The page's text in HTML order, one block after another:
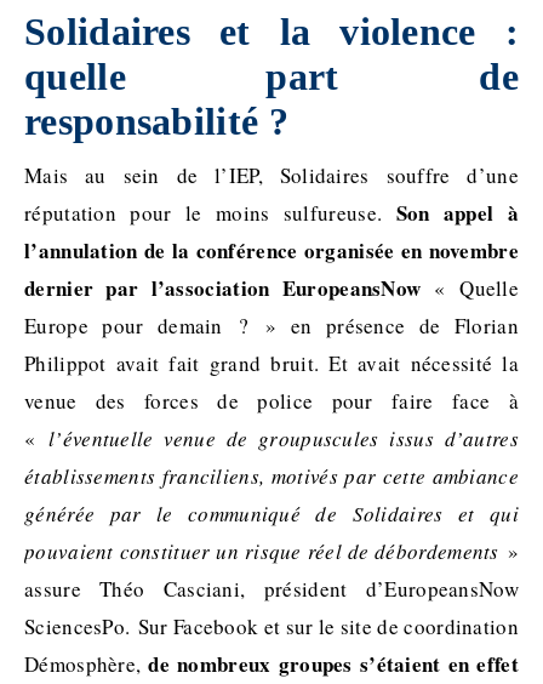
Solidaires et la violence :
quelle part de
responsabilité ?
Mais au sein de l’IEP, Solidaires souffre d’une
réputation pour le moins sulfureuse. Son appel à
l’annulation de la conférence organisée en novembre
dernier par l’association EuropeansNow « Quelle
Europe pour demain ? » en présence de Florian
Philippot avait fait grand bruit. Et avait nécessité la
venue des forces de police pour faire face à
« l’éventuelle venue de groupuscules issus d’autres
établissements franciliens, motivés par cette ambiance
générée par le communiqué de Solidaires et qui
pouvaient constituer un risque réel de débordements »
assure Théo Casciani, président d’EuropeansNow
SciencesPo. Sur Facebook et sur le site de coordination
Démosphère,de nombreux groupes s’étaient en effet